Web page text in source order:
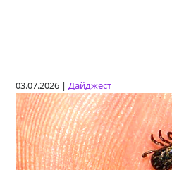
03.07.2026 |Дайджест